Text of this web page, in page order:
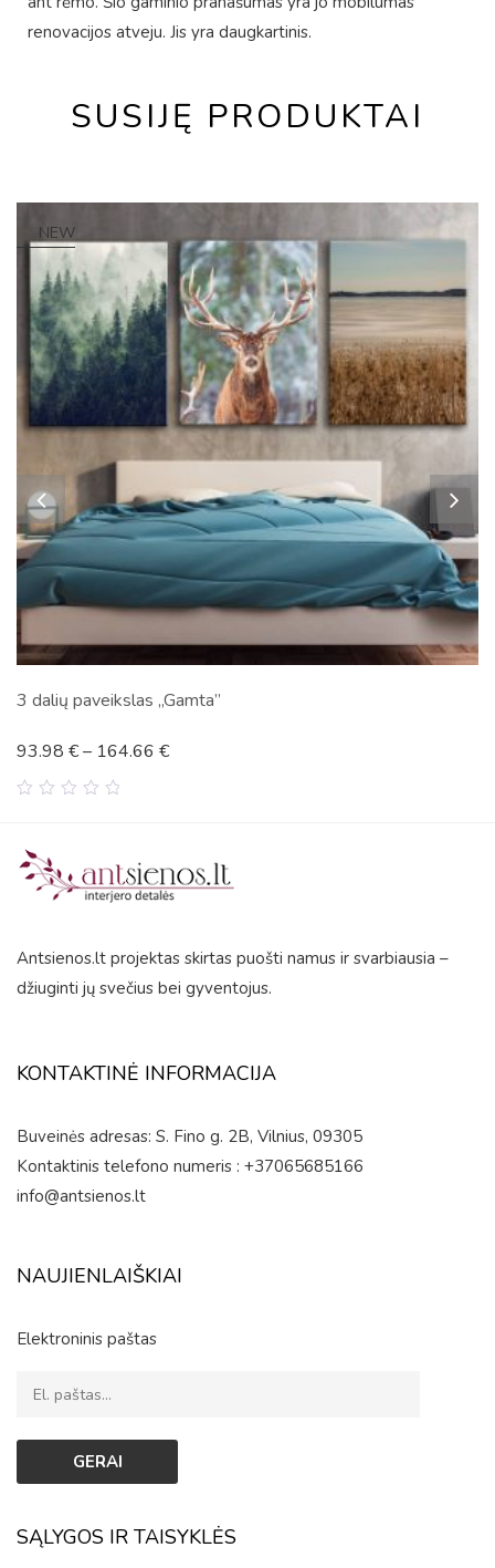
renovacijos atveju. Jis yra daugkartinis.
SUSIJĘ PRODUKTAI
Antsienos.lt projektas skirtas puošti namus ir svarbiausia –
džiuginti jų svečius bei gyventojus.
KONTAKTINĖ INFORMACIJA
Buveinės adresas: S. Fino g. 2B, Vilnius, 09305
Kontaktinis telefono numeris : +37065685166
info@antsienos.lt
NAUJIENLAIŠKIAI
Elektroninis paštas
SĄLYGOS IR TAISYKLĖS